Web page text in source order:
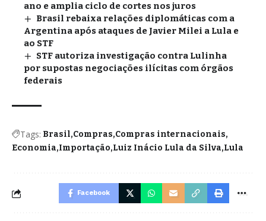
ano e amplia ciclo de cortes nos juros
Brasil rebaixa relações diplomáticas com a
Argentina após ataques de Javier Milei a Lula e
ao STF
STF autoriza investigação contra Lulinha
por supostas negociações ilícitas com órgãos
federais
Tags: Brasil Compras Compras internacionais
Economia Importação Luiz Inácio Lula da Silva Lula
Facebook